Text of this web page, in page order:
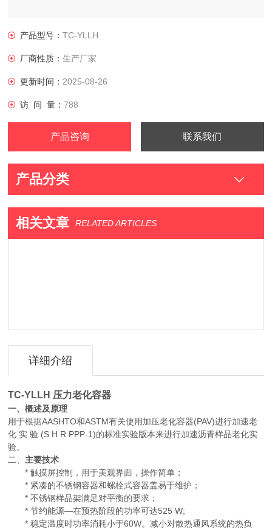
产品型号：TC-YLLH
厂商性质：生产厂家
更新时间： 2025-08-26
访 问 量：788
产品咨询 联系我们
产品分类
相关文章 RELATED ARTICLES
详细介绍
TC-YLLH 压力老化容器
一、概述及原理
用于根据AASHTO和ASTM有关使用加压老化容器(PAV)进行加速老
化 实 验 (S H R PPP-1)的标准实验版本来进行加速沥青样品老化实
验。
二、 主要技术
* 触摸屏控制，用于美观界面，操作简单；
* 紧凑的不锈钢容器和螺栓式容器盖易于维护；
* 不锈钢样品架满足对平衡的要求；
* 节约能源—在预热阶段的功率可达525 W;
* 稳定温度时功率消耗小于60W。减小对散热通风系统的热负